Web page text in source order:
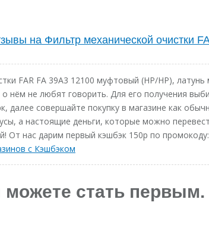
на Фильтр механической очистки
FAR FA 39A3 12100 муфтовый (НР/НР), латунь
нём не любят говорить. Для его получения
далее совершайте покупку в магазине как
а настоящие деньги, которые можно
От нас дарим первый кэшбэк 150р по промокоду:
с Кэшбэком
стать первым.